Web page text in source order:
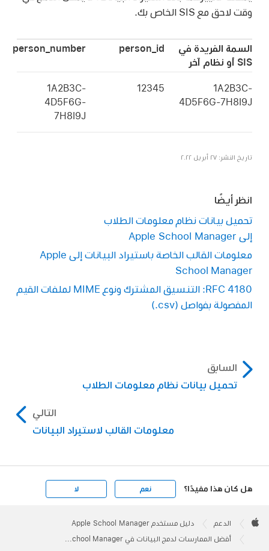
وقت لاحق مع SIS الخاص بك.
السمة الفريدة في
SIS أو نظام آخر
person_id
person_number
‎1A2B3C-
4D5F6G-7H8I9J
‎12345
‎1A2B3C-
4D5F6G-
7H8I9J
تاريخ النشر: ٢٧ أبريل ٢٠٢٢
انظر أيضًا
تحميل بيانات نظام معلومات الطلاب
إلى Apple School Manager
معلومات القالب الخاصة باستيراد البيانات إلى Apple
School Manager
RFC 4180: التنسيق المشترك ونوع MIME لملفات القيم
المفصولة بفواصل (‎.csv)
السابق
تحميل بيانات نظام معلومات الطلاب
التالي
معلومات القالب لاستيراد البيانات
هل كان هذا مفيدًا؟ نعم لا
Footer

الدعم دليل مستخدم Apple School Manager